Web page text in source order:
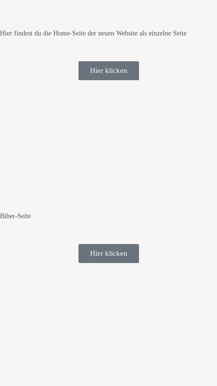
Hier findest du die Home-Seite der neuen Website als einzelne Seite
Hier klicken
Biber-Seite
Hier klicken